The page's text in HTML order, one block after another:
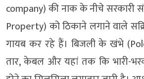
company) की नाक के नीचे सरकारी
Property) को ठिकाने लगाने वाले
गायब कर रहे हैं। बिजली के खंभे
तार, केबल और यहां तक कि भारी-